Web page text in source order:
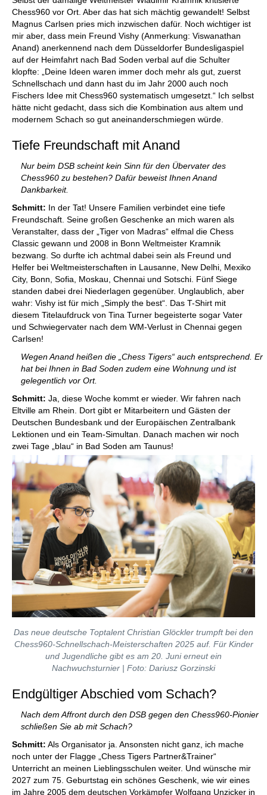
Chess960 vor Ort. Aber das hat sich mächtig gewandelt! Selbst
Magnus Carlsen pries mich inzwischen dafür. Noch wichtiger ist
mir aber, dass mein Freund Vishy (Anmerkung: Viswanathan
Anand) anerkennend nach dem Düsseldorfer Bundesligaspiel
auf der Heimfahrt nach Bad Soden verbal auf die Schulter
klopfte: „Deine Ideen waren immer doch mehr als gut, zuerst
Schnellschach und dann hast du im Jahr 2000 auch noch
Fischers Idee mit Chess960 systematisch umgesetzt.“ Ich selbst
hätte nicht gedacht, dass sich die Kombination aus altem und
modernem Schach so gut aneinanderschmiegen würde.
Tiefe Freundschaft mit Anand
Nur beim DSB scheint kein Sinn für den Übervater des
Chess960 zu bestehen? Dafür beweist Ihnen Anand
Dankbarkeit.
Schmitt: In der Tat! Unsere Familien verbindet eine tiefe
Freundschaft. Seine großen Geschenke an mich waren als
Veranstalter, dass der „Tiger von Madras“ elfmal die Chess
Classic gewann und 2008 in Bonn Weltmeister Kramnik
bezwang. So durfte ich achtmal dabei sein als Freund und
Helfer bei Weltmeisterschaften in Lausanne, New Delhi, Mexiko
City, Bonn, Sofia, Moskau, Chennai und Sotschi. Fünf Siege
standen dabei drei Niederlagen gegenüber. Unglaublich, aber
wahr: Vishy ist für mich „Simply the best“. Das T-Shirt mit
diesem Titelaufdruck von Tina Turner begeisterte sogar Vater
und Schwiegervater nach dem WM-Verlust in Chennai gegen
Carlsen!
Wegen Anand heißen die „Chess Tigers“ auch entsprechend. Er
hat bei Ihnen in Bad Soden zudem eine Wohnung und ist
gelegentlich vor Ort.
Schmitt: Ja, diese Woche kommt er wieder. Wir fahren nach
Eltville am Rhein. Dort gibt er Mitarbeitern und Gästen der
Deutschen Bundesbank und der Europäischen Zentralbank
Lektionen und ein Team-Simultan. Danach machen wir noch
zwei Tage „blau“ in Bad Soden am Taunus!
Das neue deutsche Toptalent Christian Glöckler trumpft bei den
Chess960-Schnellschach-Meisterschaften 2025 auf. Für Kinder
und Jugendliche gibt es am 20. Juni erneut ein
Nachwuchsturnier | Foto: Dariusz Gorzinski
Endgültiger Abschied vom Schach?
Nach dem Affront durch den DSB gegen den Chess960-Pionier
schließen Sie ab mit Schach?
Schmitt: Als Organisator ja. Ansonsten nicht ganz, ich mache
noch unter der Flagge „Chess Tigers Partner&Trainer“
Unterricht an meinen Lieblingsschulen weiter. Und wünsche mir
2027 zum 75. Geburtstag ein schönes Geschenk, wie wir eines
im Jahre 2005 dem deutschen Vorkämpfer Wolfgang Unzicker in